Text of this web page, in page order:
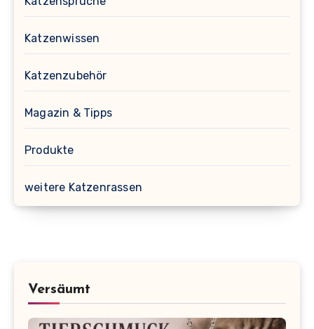
Katzenwissen
Katzenzubehör
Magazin & Tipps
Produkte
weitere Katzenrassen
Versäumt